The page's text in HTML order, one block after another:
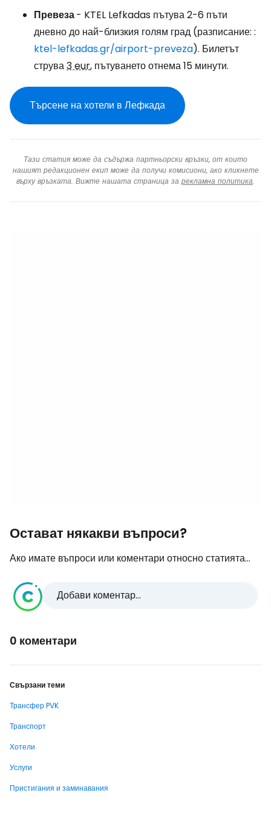
Превеза- KTEL Lefkadas пътува 2-6 пъти
дневно до най-близкия голям град (разписание: :
ktel-lefkadas.gr/airport-preveza). Билетът
струва3 eur, пътуването отнема 15 минути.
Търсене на хотели в Лефкада
Тази статия може да съдържа партньорски връзки, от които
нашият редакционен екип може да получи комисиони, ако кликнете
върху връзката. Вижте нашата страница за рекламна политика.
Остават някакви въпроси?
Ако имате въпроси или коментари относно статията...
Добави коментар...
0 коментари
Свързани теми
Трансфер PVK
Транспорт
Хотели
Услуги
Пристигания и заминавания